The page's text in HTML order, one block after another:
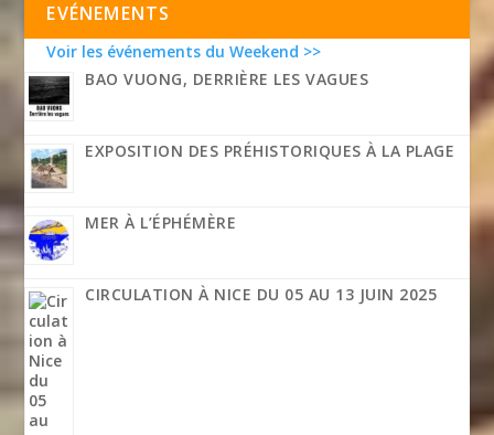
EVÉNEMENTS
Voir les événements du Weekend >>
BAO VUONG, DERRIÈRE LES VAGUES
EXPOSITION DES PRÉHISTORIQUES À LA PLAGE
MER À L’ÉPHÉMÈRE
CIRCULATION À NICE DU 05 AU 13 JUIN 2025